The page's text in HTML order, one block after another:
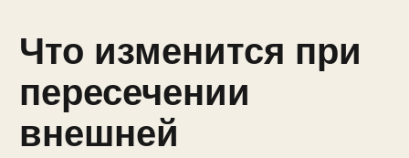
Что изменится при
пересечении
внешней